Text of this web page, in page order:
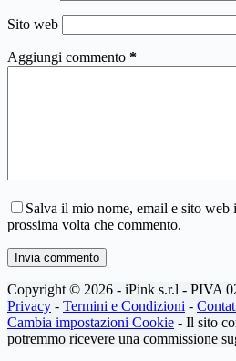
Sito web
Aggiungi commento *
Salva il mio nome, email e sito web
prossima volta che commento.
Invia commento
Copyright © 2026 - iPink s.r.l - PIVA
Privacy - Termini e Condizioni -
Cambia impostazioni Cookie - Il sito
potremmo ricevere una commissione